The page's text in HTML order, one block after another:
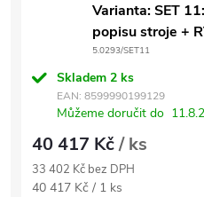
Varianta: SET
popisu stroje +
5.0293/SET11
Skladem 2 ks
EAN: 8599990199129
Můžeme doručit do
40 417 Kč/ ks
33 402 Kč bez DPH
Měrná cena:
40 417 Kč / 1 ks